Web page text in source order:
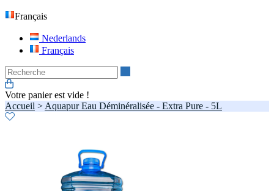
Français
Nederlands
Français
Votre panier est vide !
Accueil > Aquapur Eau Déminéralisée - Extra Pure - 5L